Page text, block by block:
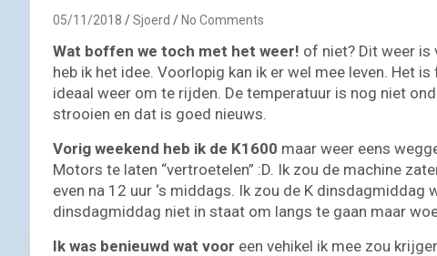
05/11/2018 Sjoerd No Comments
Wat boffen we toch met het weer! of niet? Dit weer
heb ik het idee. Voorlopig kan ik er wel mee leven. Het
ideaal weer om te rijden. De temperatuur is nog niet
strooien en dat is goed nieuws.
Vorig weekend heb ik de K1600 maar weer eens
Motors te laten “vertroetelen” :D. Ik zou de machine
even na 12 uur ‘s middags. Ik zou de K dinsdagmiddag
dinsdagmiddag niet in staat om langs te gaan maar
Ik was benieuwd wat voor een vehikel ik mee zou